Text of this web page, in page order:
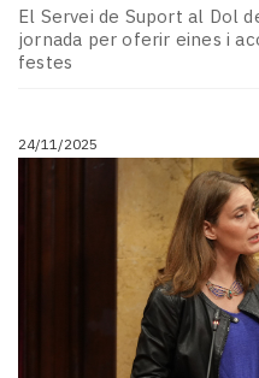
El Servei de Suport al Dol
jornada per oferir eines i
festes
24/11/2025